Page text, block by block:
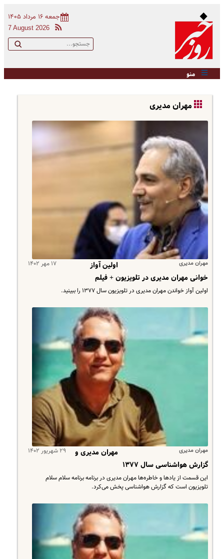
جمعه ۱۶ مرداد ۱۴۰۵
7 August 2026
منو
مهران مدیری
مهران مدیری ۱۷ مهر ۱۴۰۲
اولین آواز
خوانی مهران مدیری در تلویزیون + فیلم
اولین آواز خواندن مهران مدیری در تلویزیون سال ١٣٧٧ را ببینید.
مهران مدیری ۲۹ شهریور ۱۴۰۲
مهران مدیری و
گزارش هواشناسی سال ۱۳۷۷
این قسمت از یادها و خاطره‌ها مهران مدیری در برنامه برنامه سلام سلام
تلویزیون است که گزارش هواشناسی پخش می‌کرد.